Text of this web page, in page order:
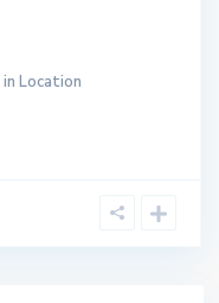
in Location